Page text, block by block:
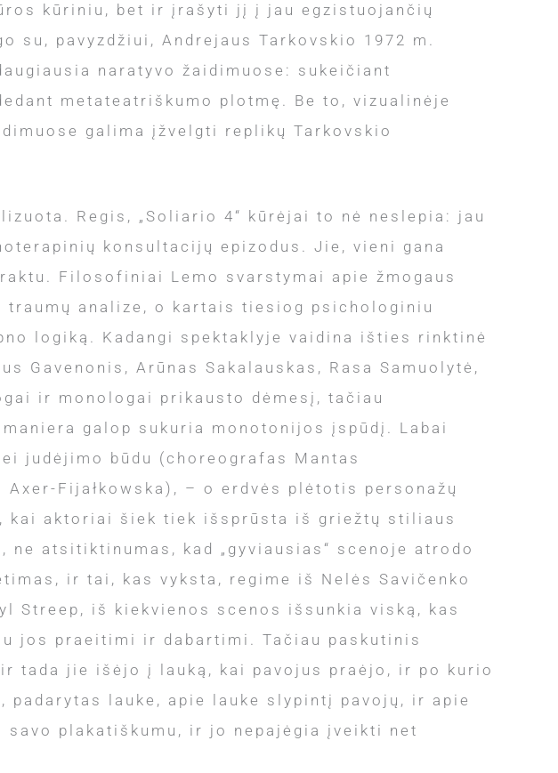
kūriniu, bet ir įrašyti jį į jau egzistuojančių
pavyzdžiui, Andrejaus Tarkovskio 1972 m.
naratyvo žaidimuose: sukeičiant
metateatriškumo plotmę. Be to, vizualinėje
galima įžvelgti replikų Tarkovskio
Regis, „Soliario 4“ kūrėjai to nė neslepia: jau
konsultacijų epizodus. Jie, vieni gana
Filosofiniai Lemo svarstymai apie žmogaus
analize, o kartais tiesiog psichologiniu
logiką. Kadangi spektaklyje vaidina išties rinktinė
Gavenonis, Arūnas Sakalauskas, Rasa Samuolytė,
ir monologai prikausto dėmesį, tačiau
galop sukuria monotonijos įspūdį. Labai
judėjimo būdu (choreografas Mantas
Fijałkowska), – o erdvės plėtotis personažų
kai aktoriai šiek tiek išsprūsta iš griežtų stiliaus
atsitiktinumas, kad „gyviausias“ scenoje atrodo
ir tai, kas vyksta, regime iš Nelės Savičenko
Streep, iš kiekvienos scenos išsunkia viską, kas
jos praeitimi ir dabartimi. Tačiau paskutinis
tada jie išėjo į lauką, kai pavojus praėjo, ir po kurio
lauke, apie lauke slypintį pavojų, ir apie
savo plakatiškumu, ir jo nepajėgia įveikti net